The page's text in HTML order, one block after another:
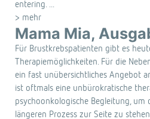
entering. ...
> mehr
Mama Mia,
Für Brustkrebspatienten gibt es
Therapiemöglichkeiten. Für die
ein fast unübersichtliches Angebot
ist oftmals eine unbürokratische
psychoonkologische Begleitung, um
längeren Prozess zur Seite zu